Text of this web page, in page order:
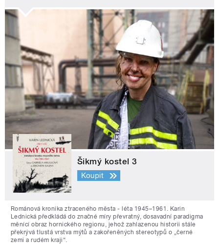
Šikmý kostel 3
Koupit
Románová kronika ztraceného města - léta 1945–1961. Karin
Lednická předkládá do značné míry převratný, dosavadní paradigma
měnící obraz hornického regionu, jehož zahlazenou historii stále
překrývá tlustá vrstva mýtů a zakořeněných stereotypů o „černé
zemi a rudém kraji“.